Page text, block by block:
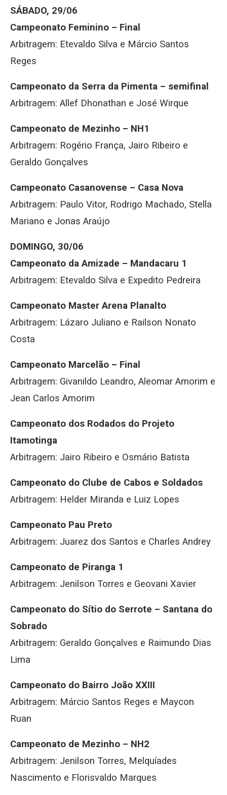
SÁBADO, 29/06
Campeonato Feminino – Final
Arbitragem: Etevaldo Silva e Márcio Santos
Reges
Campeonato da Serra da Pimenta – semifinal
Arbitragem: Allef Dhonathan e José Wirque
Campeonato de Mezinho – NH1
Arbitragem: Rogério França, Jairo Ribeiro e
Geraldo Gonçalves
Campeonato Casanovense – Casa Nova
Arbitragem: Paulo Vitor, Rodrigo Machado, Stella
Mariano e Jonas Araújo
DOMINGO, 30/06
Campeonato da Amizade – Mandacaru 1
Arbitragem: Etevaldo Silva e Expedito Pedreira
Campeonato Master Arena Planalto
Arbitragem: Lázaro Juliano e Railson Nonato
Costa
Campeonato Marcelão – Final
Arbitragem: Givanildo Leandro, Aleomar Amorim e
Jean Carlos Amorim
Campeonato dos Rodados do Projeto
Itamotinga
Arbitragem: Jairo Ribeiro e Osmário Batista
Campeonato do Clube de Cabos e Soldados
Arbitragem: Helder Miranda e Luiz Lopes
Campeonato Pau Preto
Arbitragem: Juarez dos Santos e Charles Andrey
Campeonato de Piranga 1
Arbitragem: Jenilson Torres e Geovani Xavier
Campeonato do Sítio do Serrote – Santana do
Sobrado
Arbitragem: Geraldo Gonçalves e Raimundo Dias
Lima
Campeonato do Bairro João XXIII
Arbitragem: Márcio Santos Reges e Maycon
Ruan
Campeonato de Mezinho – NH2
Arbitragem: Jenilson Torres, Melquíades
Nascimento e Florisvaldo Marques